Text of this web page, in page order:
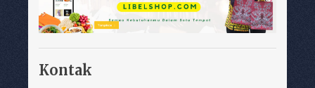
Kontak